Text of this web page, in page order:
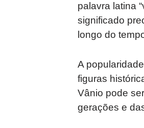
palavra latina
significado
longo do
A
figuras
Vânio pode
gerações e